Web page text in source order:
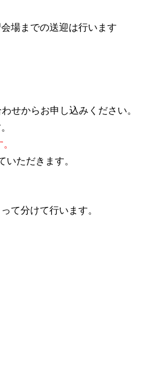
場までの送迎は行います
せからお申し込みください。
ただきます。
て分けて行います。